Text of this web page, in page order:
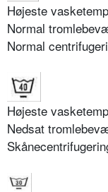
Højeste
Normal
Normal
Højeste
Nedsat